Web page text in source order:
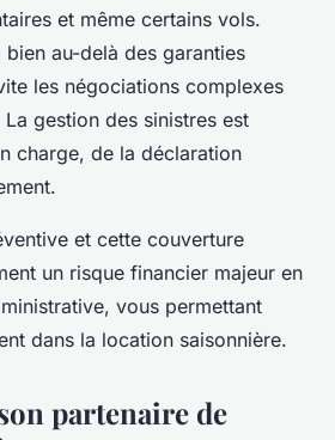
et même certains vols.
au-delà des garanties
les négociations complexes
gestion des sinistres est
charge, de la déclaration
et cette couverture
un risque financier majeur en
vous permettant
dans la location saisonnière.
partenaire de